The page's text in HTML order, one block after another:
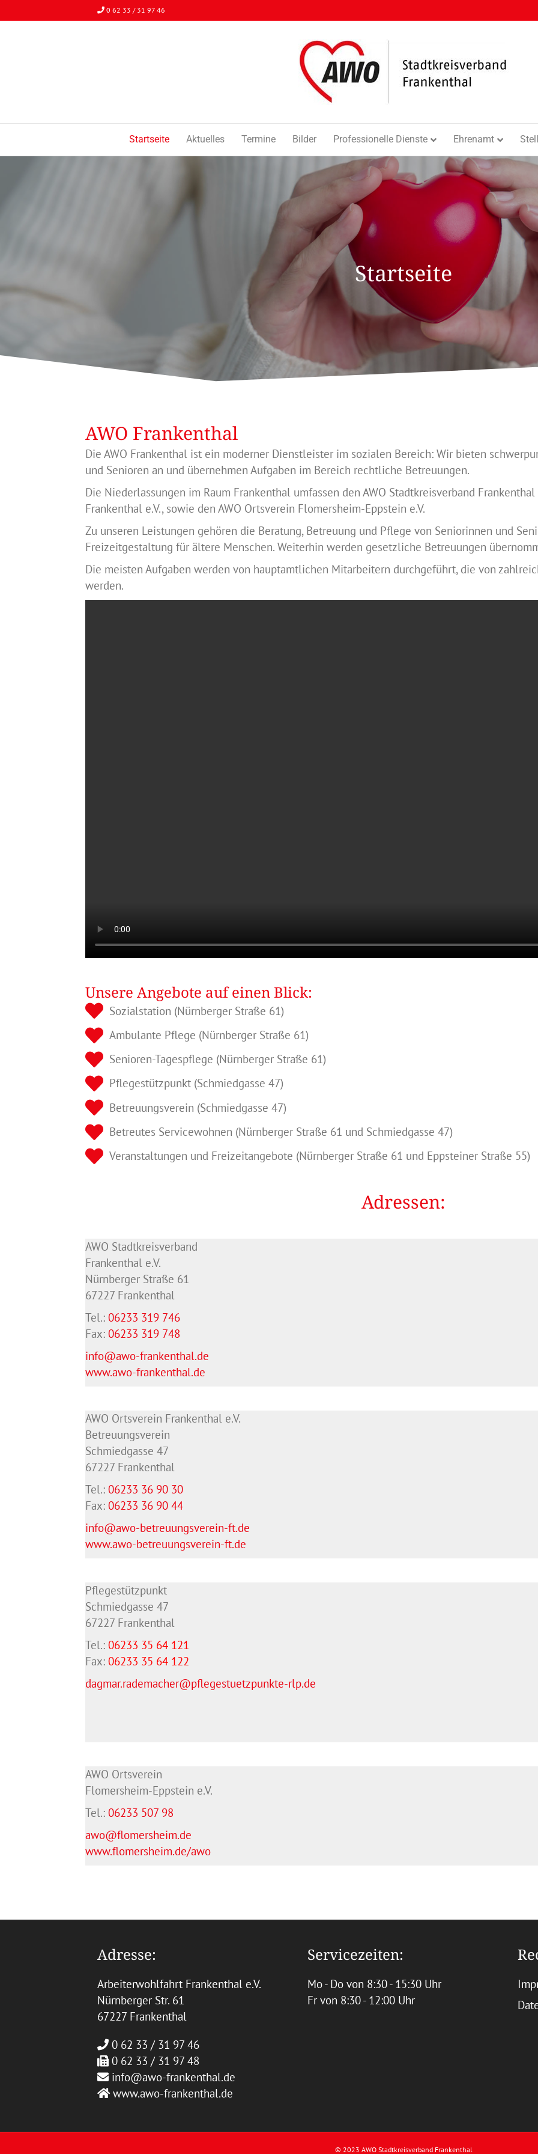
0 62 33 / 31 97 46
Startseite Aktuelles Termine Bilder Professionelle Dienste Ehrenamt
Startseite
AWO Frankenthal
Die AWO Frankenthal ist ein moderner Dienstleister im sozialen Bereich: Wir bieten
und Senioren an und übernehmen Aufgaben im Bereich rechtliche Betreuungen.
Die Niederlassungen im Raum Frankenthal umfassen den AWO Stadtkreisverband Frankenthal
Frankenthal e.V., sowie den AWO Ortsverein Flomersheim-Eppstein e.V.
Zu unseren Leistungen gehören die Beratung, Betreuung und Pflege von Seniorinnen und
Freizeitgestaltung für ältere Menschen. Weiterhin werden gesetzliche Betreuungen
Die meisten Aufgaben werden von hauptamtlichen Mitarbeitern durchgeführt, die von
werden.
Unsere Angebote auf einen Blick:
Sozialstation (Nürnberger Straße 61)
Ambulante Pflege (Nürnberger Straße 61)
Senioren-Tagespflege (Nürnberger Straße 61)
Pflegestützpunkt (Schmiedgasse 47)
Betreuungsverein (Schmiedgasse 47)
Betreutes Servicewohnen (Nürnberger Straße 61 und Schmiedgasse 47)
Veranstaltungen und Freizeitangebote (Nürnberger Straße 61 und Eppsteiner Straße 55)
Adressen:
AWO Stadtkreisverband
Frankenthal e.V.
Nürnberger Straße 61
67227 Frankenthal
Tel.: 06233 319 746
Fax: 06233 319 748
info@awo-frankenthal.de
www.awo-frankenthal.de
AWO Ortsverein Frankenthal e.V.
Betreuungsverein
Schmiedgasse 47
67227 Frankenthal
Tel.: 06233 36 90 30
Fax: 06233 36 90 44
info@awo-betreuungsverein-ft.de
www.awo-betreuungsverein-ft.de
Pflegestützpunkt
Schmiedgasse 47
67227 Frankenthal
Tel.: 06233 35 64 121
Fax: 06233 35 64 122
dagmar.rademacher@pflegestuetzpunkte-rlp.de
AWO Ortsverein
Flomersheim-Eppstein e.V.
Tel.: 06233 507 98
awo@flomersheim.de
www.flomersheim.de/awo
Adresse:
Arbeiterwohlfahrt Frankenthal e.V.
Nürnberger Str. 61
67227 Frankenthal
0 62 33 / 31 97 46
0 62 33 / 31 97 48
info@awo-frankenthal.de
www.awo-frankenthal.de
Servicezeiten:
Mo - Do von 8:30 - 15:30 Uhr
Fr von 8:30 - 12:00 Uhr
© 2023 AWO Stadtkreisverband Frankenthal